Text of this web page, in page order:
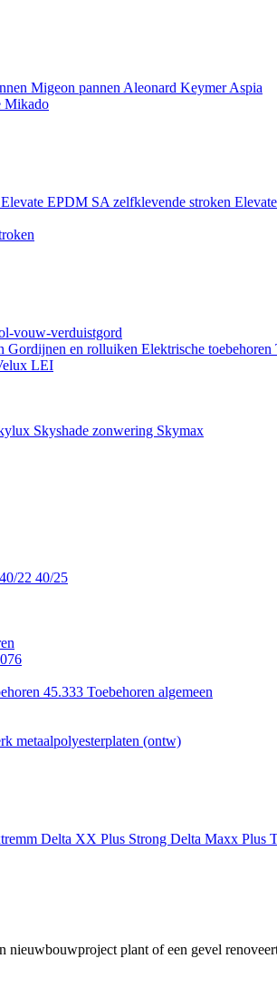
Migeon pannen Aleonard KeymerAspia
Mikado
Elevate EPDM SA zelfklevende stroken
vouw-verduistgord
Gordijnen en rolluiken Elektrische toebehoren
LEI
Skyshade zonwering Skymax
40/22 40/25
45.333 Toebehoren algemeen
metaalpolyesterplaten (ontw)
Delta XX Plus Strong Delta Maxx Plus
plant of een gevel